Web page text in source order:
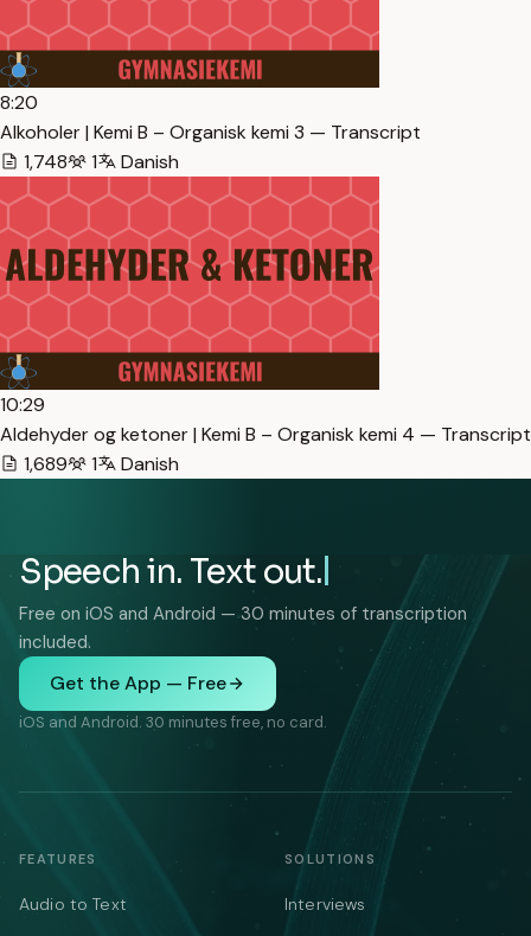
8:20
Alkoholer | Kemi B – Organisk kemi 3 — Transcript
1,748
1 Danish
10:29
Aldehyder og ketoner | Kemi B – Organisk kemi 4 — Transcript
1,689
1 Danish
Speech in. Text out.
Free on iOS and Android — 30 minutes of transcription
included.
Get the App — Free
iOS and Android. 30 minutes free, no card.
FEATURES
Audio to Text
SOLUTIONS
Interviews